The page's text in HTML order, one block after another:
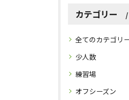
カテゴリー
全てのカテゴリ
少人数
練習場
オフシーズン